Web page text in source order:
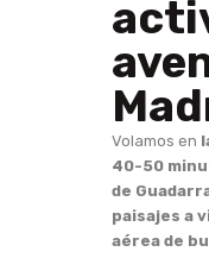
Volamos en
40-50
de
paisajes a
aérea de